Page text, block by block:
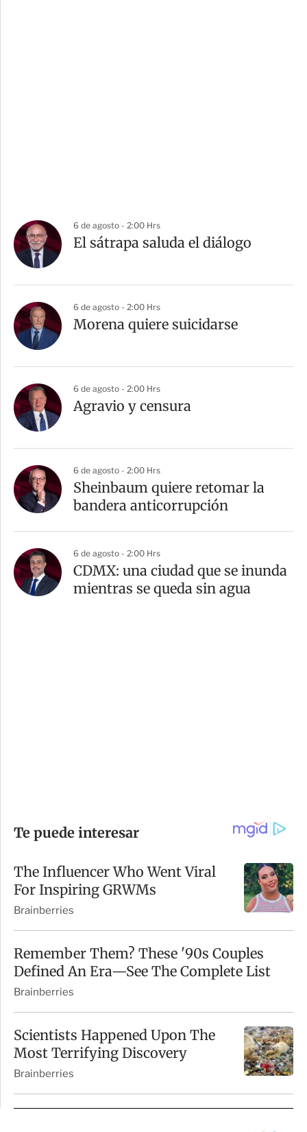
6 de agosto - 2:00 Hrs
El sátrapa saluda el diálogo
6 de agosto - 2:00 Hrs
Morena quiere suicidarse
6 de agosto - 2:00 Hrs
Agravio y censura
6 de agosto - 2:00 Hrs
Sheinbaum quiere retomar la
bandera anticorrupción
6 de agosto - 2:00 Hrs
CDMX: una ciudad que se inunda
mientras se queda sin agua